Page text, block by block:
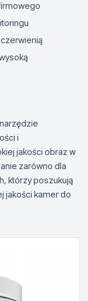
i
jakości obraz w
zarówno dla
którzy poszukują
jakości kamer do